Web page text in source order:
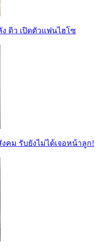
ดิว เปิดตัวแฟนไฮโซ
คม รับยังไม่ได้เจอหน้าลูก!